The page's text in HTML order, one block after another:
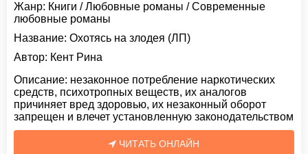
Жанр: Книги /Любовные романы /Современные
любовные романы
Название: Охотясь на злодея (ЛП)
Автор: Кент Рина
Описание: незаконное потребление наркотических
средств, психотропных веществ, их аналогов
причиняет вред здоровью, их незаконный оборот
запрещен и влечет установленную законодательством
ЧИТАТЬ ОНЛАЙН